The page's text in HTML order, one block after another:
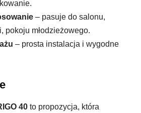
– pasuje do salonu,
pokoju młodzieżowego.
– prosta instalacja i wygodne
40 to propozycja, która